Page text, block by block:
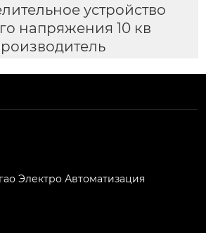
устройство
напряжения 10 кв
Электро Автоматизация